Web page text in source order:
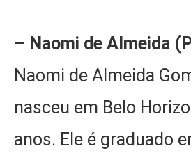
– Naomi de Almeida
Naomi de Almeida
nasceu em Belo
anos. Ele é graduado